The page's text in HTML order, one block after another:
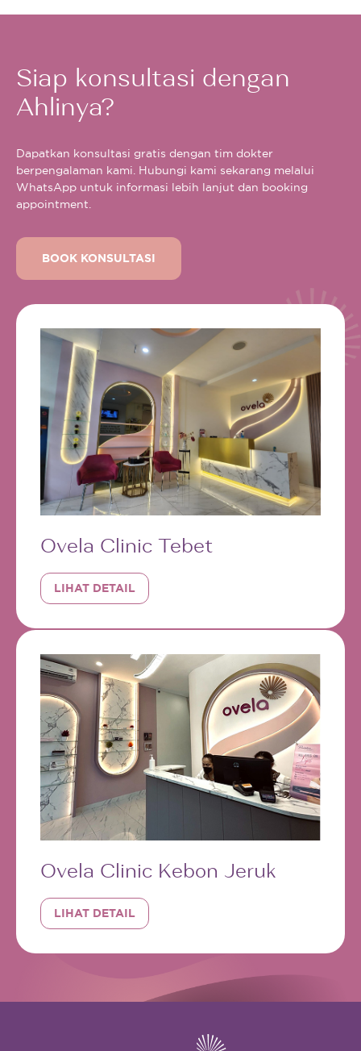
Siap konsultasi dengan
Ahlinya?
Dapatkan konsultasi gratis dengan tim dokter
berpengalaman kami. Hubungi kami sekarang melalui
WhatsApp untuk informasi lebih lanjut dan booking
appointment.
BOOK KONSULTASI
Ovela Clinic Tebet
LIHAT DETAIL
Ovela Clinic Kebon Jeruk
LIHAT DETAIL